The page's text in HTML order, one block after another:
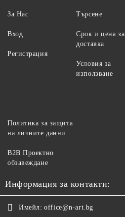
За Нас
Вход
Регистрация
Търсене
Срок и цена за
доставка
Условия за
използване
Политика за защита
на личните данни
B2B Проектно
обзавеждане
Информация за контакти:
Имейл: office@n-art.bg